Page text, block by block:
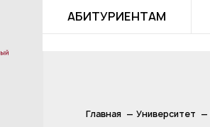
АБИТУРИЕНТАМ
Главная Университет